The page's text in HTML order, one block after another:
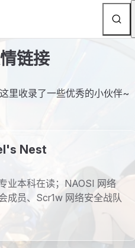
链接
里收录了一些优秀的小伙伴~
Nest
业本科在读；NAOSI 网络
成员、Scr1w 网络安全战队